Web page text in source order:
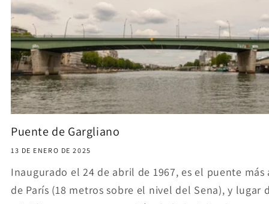
Puente de Gargliano
13 DE ENERO DE 2025
Inaugurado el 24 de abril de 1967, es el puente
de París (18 metros sobre el nivel del Sena), y lugar